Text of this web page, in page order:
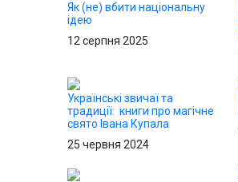
Як (не) вбити національну
ідею
12 серпня 2025
Українські звичаї та
традиції: книги про магічне
свято Івана Купала
25 червня 2024